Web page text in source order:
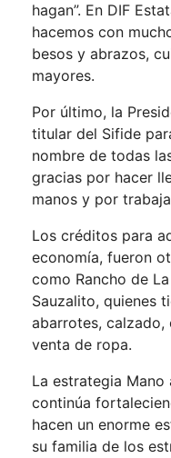
hagan”. En DIF
hacemos con
besos y abrazos,
mayores.
Por último, la
titular del Sifide
nombre de todas
gracias por hacer
manos y por
Los créditos para
economía, fueron
como Rancho de
Sauzalito, quienes
abarrotes, calzado,
venta de ropa.
La estrategia Mano
continúa
hacen un enorme
su familia de los